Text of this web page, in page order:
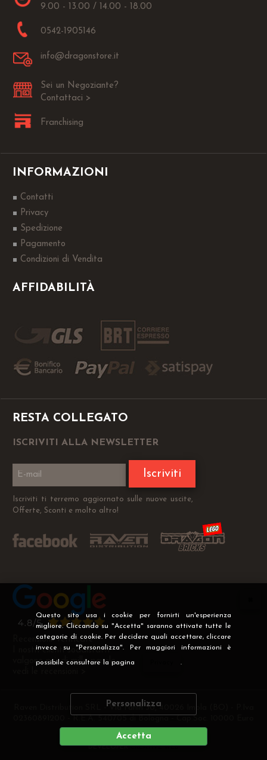
Questo sito usa i cookie per fornirti un'esperienza
migliore. Cliccando su "Accetta" saranno attivate tutte le
categorie di cookie. Per decidere quali accettare, cliccare
invece su "Personalizza". Per maggiori informazioni è
possibile consultare la pagina .
Personalizza
Accetta
9.00 - 13.00 / 14.00 - 18.00
0542-1905146
info@dragonstore.it
Sei un Negoziante?
Contattaci >
Franchising
INFORMAZIONI
Contatti
Privacy
Spedizione
Pagamento
Condizioni di Vendita
AFFIDABILITÀ
RESTA COLLEGATO
ISCRIVITI ALLA NEWSLETTER
Iscriviti
Iscriviti ti terremo aggiornato sulle nuove uscite,
Offerte, Sconti e molto altro!
Recensioni Verificate
I nostri clienti soddisfatti
valgono più di mille parole
Raven Distribution SRL - Via Fanin 30, 40026 Imola (BO) - P.Iva
i.v
DEVELOPERCREATIVE WEB